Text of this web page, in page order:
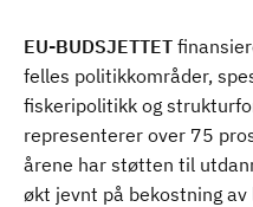
EU-BUDSJETTET
felles politikkområder,
fiskeripolitikk og
representerer over 75
årene har støtten til
økt jevnt på bekostning